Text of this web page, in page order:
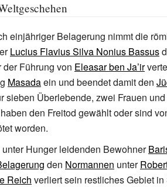
einjähriger Belagerung nimmt die
Lucius Flavius Silva Nonius Bassus
der Führung von Eleasar ben Ja’ir
Masadaein und beendet damit den
sieben Überlebende, zwei Frauen und
den Freitod gewählt oder sind
worden.
Hunger leidenden Bewohner
den Normannen unter
Reich verliert sein restliches Gebiet